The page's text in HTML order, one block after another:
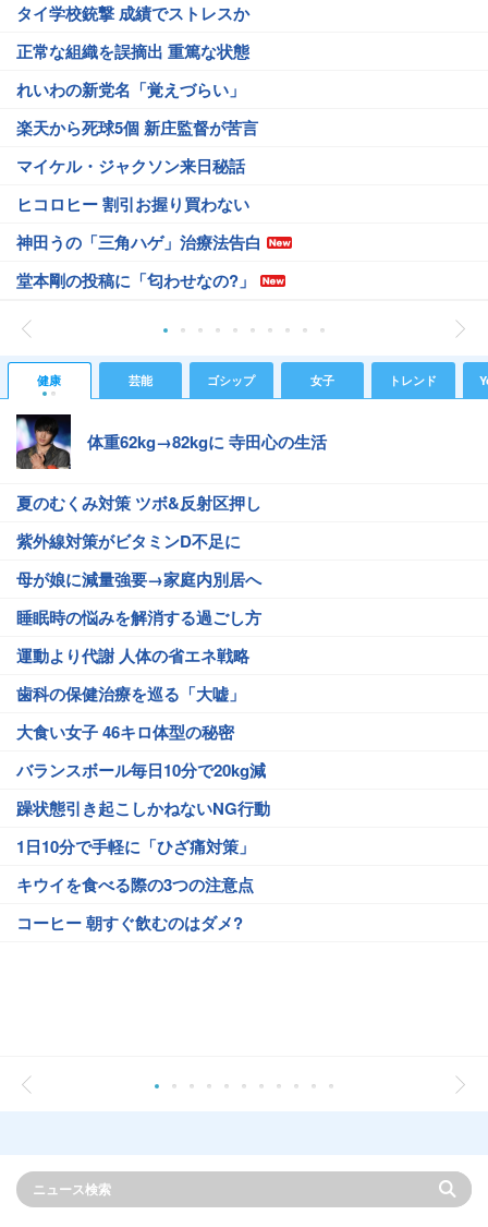
タイ学校銃撃 成績でストレスか
正常な組織を誤摘出 重篤な状態
れいわの新党名「覚えづらい」
楽天から死球5個 新庄監督が苦言
マイケル・ジャクソン来日秘話
ヒコロヒー 割引お握り買わない
神田うの「三角ハゲ」治療法告白
堂本剛の投稿に「匂わせなの?」
健康 芸能 ゴシップ 女子 トレンド
体重62kg→82kgに 寺田心の生活
夏のむくみ対策 ツボ&反射区押し
紫外線対策がビタミンD不足に
母が娘に減量強要→家庭内別居へ
睡眠時の悩みを解消する過ごし方
運動より代謝 人体の省エネ戦略
歯科の保健治療を巡る「大嘘」
大食い女子 46キロ体型の秘密
バランスボール毎日10分で20kg減
躁状態引き起こしかねないNG行動
1日10分で手軽に「ひざ痛対策」
キウイを食べる際の3つの注意点
コーヒー 朝すぐ飲むのはダメ?